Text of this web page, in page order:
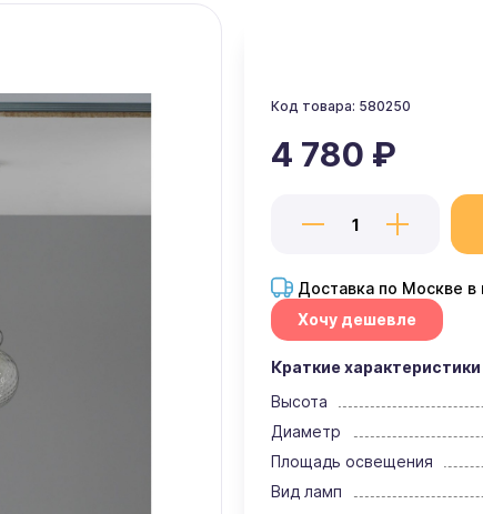
Код товара: 580250
4 780 ₽
Доставка по Москве
Хочу дешевле
Краткие характеристики
Высота
Диаметр
Площадь освещения
Вид ламп